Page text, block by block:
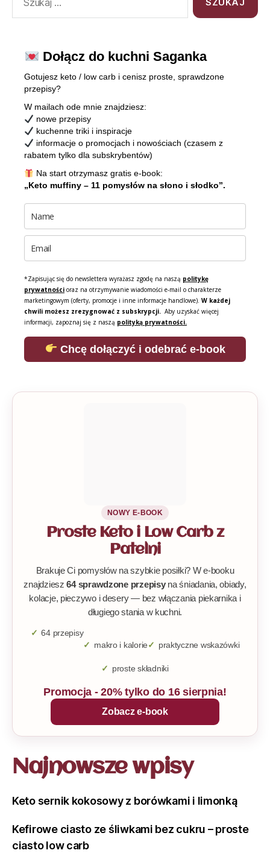
Dołącz do kuchni Saganka
Gotujesz keto / low carb i cenisz proste, sprawdzone
przepisy?
W mailach ode mnie znajdziesz:
nowe przepisy
kuchenne triki i inspiracje
informacje o promocjach i nowościach (czasem z
rabatem tylko dla subskrybentów)
Na start otrzymasz gratis e-book:
„Keto muffiny – 11 pomysłów na słono i słodko”.
*Zapisując się do newslettera wyrażasz zgodę na naszą politykę
prywatności oraz na otrzymywanie wiadomości e-mail o charakterze
marketingowym (oferty, promocje i inne informacje handlowe). W każdej
chwili możesz zrezygnować z subskrypcji. Aby uzyskać więcej
informacji, zapoznaj się z naszą polityką prywatności.
Chcę dołączyć i odebrać e-book
NOWY E-BOOK
Proste Keto i Low Carb z
Patelni
Brakuje Ci pomysłów na szybkie posiłki? W e-booku
znajdziesz64 sprawdzone przepisyna śniadania, obiady,
kolacje, pieczywo i desery — bez włączania piekarnika i
długiego stania w kuchni.
64 przepisy
makro i kalorie
praktyczne wskazówki
proste składniki
Promocja - 20% tylko do 16 sierpnia!
Zobacz e-book
Najnowsze wpisy
Keto sernik kokosowy z borówkami i limonką
Kefirowe ciasto ze śliwkami bez cukru – proste
ciasto low carb